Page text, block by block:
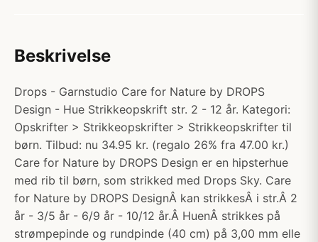
Beskrivelse
Drops - Garnstudio Care for Nature by DROPS
Design - Hue Strikkeopskrift str. 2 - 12 år. Kategori:
Opskrifter > Strikkeopskrifter > Strikkeopskrifter til
børn. Tilbud: nu 34.95 kr. (regalo 26% fra 47.00 kr.)
Care for Nature by DROPS Design er en hipsterhue
med rib til børn, som strikked med Drops Sky. Care
for Nature by DROPS DesignÂ kan strikkesÂ i str.Â 2
år - 3/5 år - 6/9 år - 10/12 år.Â HuenÂ strikkes på
strømpepinde og rundpinde (40 cm) på 3,00 mm elle